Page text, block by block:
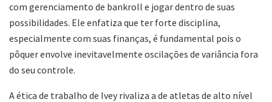
com gerenciamento de bankroll e jogar dentro de suas
possibilidades. Ele enfatiza que ter forte disciplina,
especialmente com suas finanças, é fundamental pois o
pôquer envolve inevitavelmente oscilações de variância fora
do seu controle.
A ética de trabalho de Ivey rivaliza a de atletas de alto nível